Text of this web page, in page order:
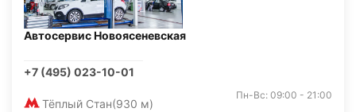
Автосервис Новоясеневская
+7 (495) 023-10-01
Тёплый Стан(930 м)
Пн-Вс: 09:00 - 21:00